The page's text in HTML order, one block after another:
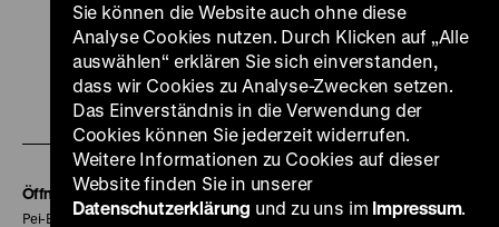
Zu
unserer
Instagram
Seite
Zu
unserer
YouTube
Seite
Zu
unserer
Facebook
Seite
Zu
unserer
LinkedIn
Seite
Zu
Zu
unserer
Soundcloud
Seite
Öffnungszeiten
Pei-Bau:
Sie können die Website auch ohne diese
Analyse Cookies nutzen. Durch Klicken auf „Alle
auswählen“ erklären Sie sich einverstanden,
dass wir Cookies zu Analyse-Zwecken setzen.
Das Einverständnis in die Verwendung der
Cookies können Sie jederzeit widerrufen.
Weitere Informationen zu Cookies auf dieser
Website finden Sie in unserer
Datenschutzerklärung und zu uns im Impressum.